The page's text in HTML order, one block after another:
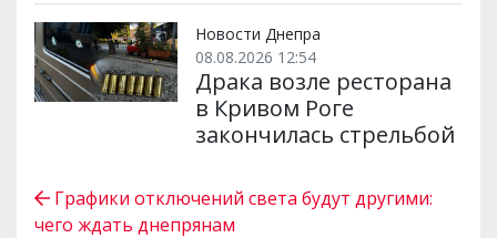
Новости Днепра
08.08.2026 12:54
Драка возле ресторана
в Кривом Роге
закончилась стрельбой
Графики отключений света будут другими:
чего ждать днепрянам